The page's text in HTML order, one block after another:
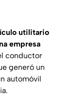
utilitario
empresa
conductor
generó un
automóvil